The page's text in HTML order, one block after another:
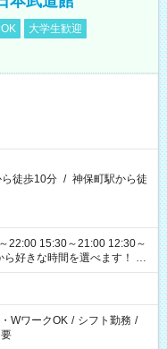
大学生歓迎
徒歩10分 / 神保町駅から徒
22:00 15:30～21:00 12:30～
WワークOK / シフト勤務 /